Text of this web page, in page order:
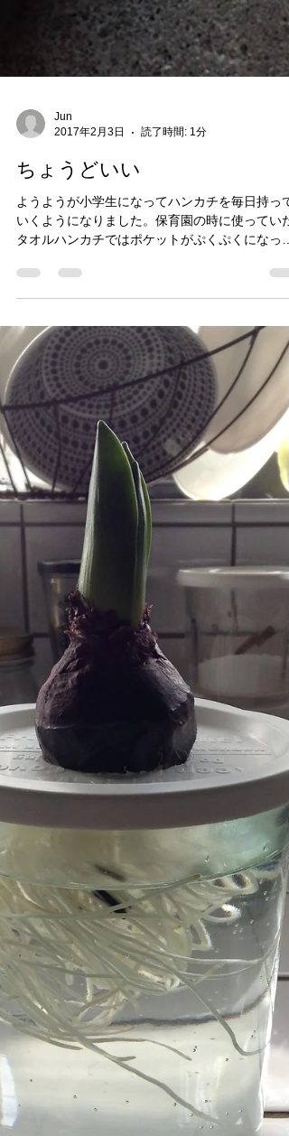
Jun
2017年2月3日
読了時間: 1分
タオルハンカチではポケットがぷくぷくになって
しまうし、かといって新しく買うのも作るのも面
倒やなぁと思っていました。 そんな時ひらめい
のが手ぬぐい。自分では買うことはあまりないの
だけれど...